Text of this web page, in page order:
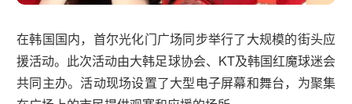
在韩国国内，首尔光化门广场同步举行了大规模的街头应
援活动。此次活动由大韩足球协会、KT及韩国红魔球迷会
共同主办。活动现场设置了大型电子屏幕和舞台，为聚集